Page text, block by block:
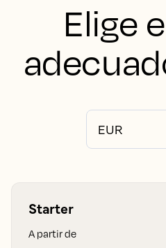
Elige
Starter
A partir de